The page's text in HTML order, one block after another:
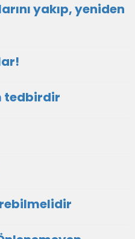
yakıp, yeniden
tedbirdir